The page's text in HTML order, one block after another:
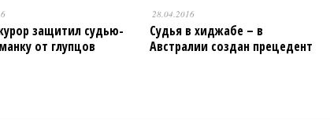
защитил судью-
от глупцов
28.04.2016
Судья в хиджабе – в
Австралии создан прецедент